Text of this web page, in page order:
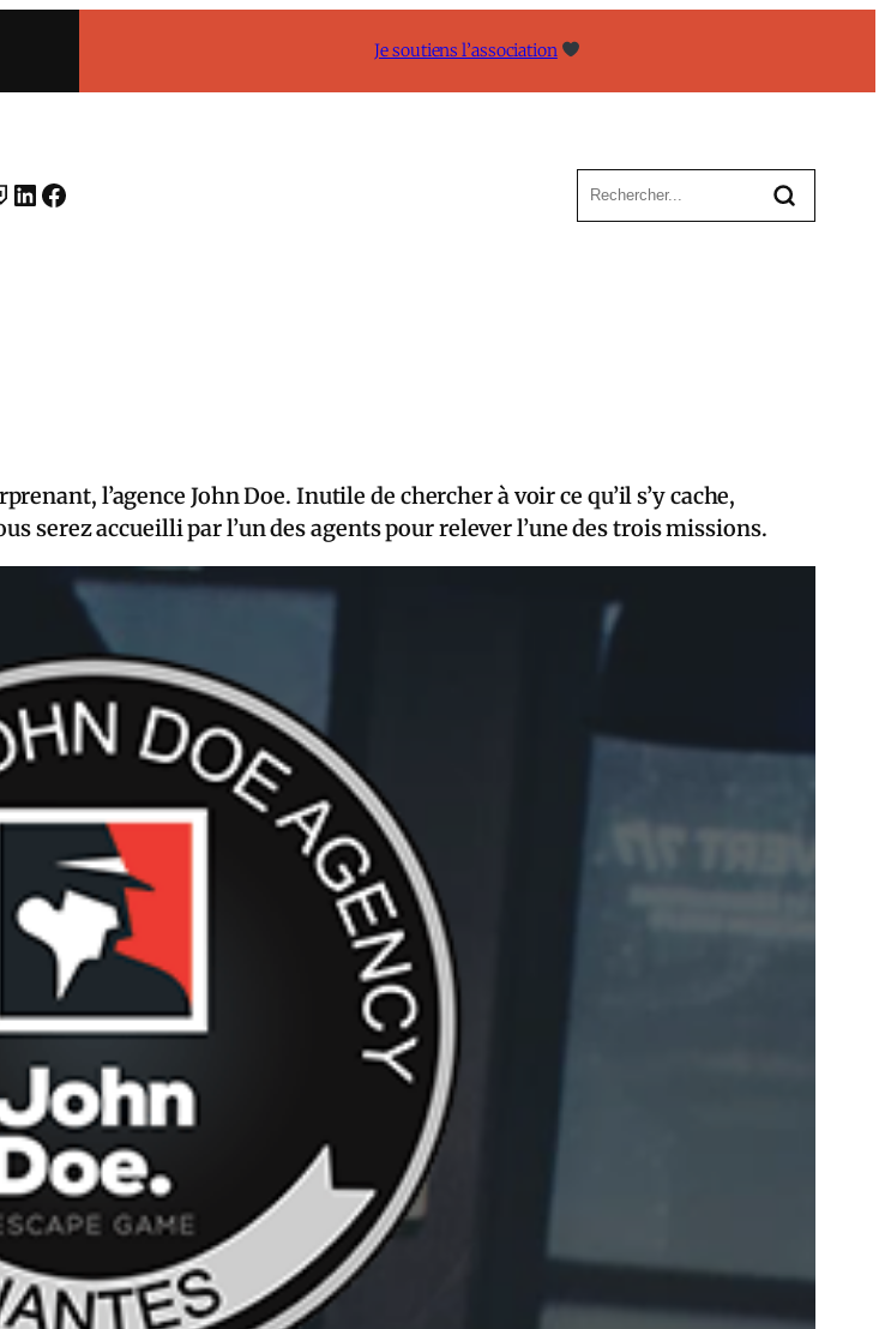
Je soutiens l’association
LINKEDIN FACEBOOK
l’agence John Doe. Inutile de chercher à voir ce qu’il s’y cache,
serez accueilli par l’un des agents pour relever l’une des trois missions.